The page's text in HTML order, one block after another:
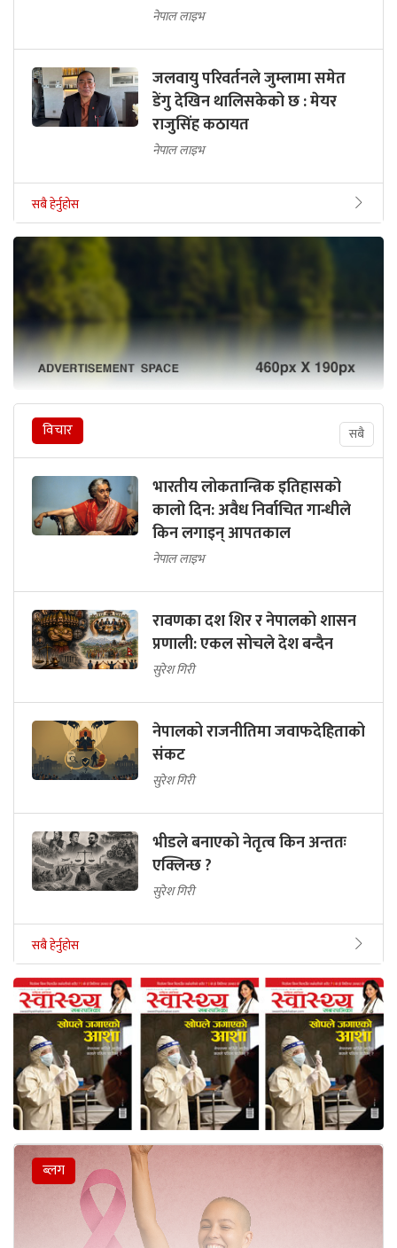
नेपाल लाइभ
जलवायु परिवर्तनले जुम्लामा समेत
डेंगु देखिन थालिसकेको छ : मेयर
राजुसिंह कठायत
नेपाल लाइभ
सबै हेर्नुहोस
विचार सबै
भारतीय लोकतान्त्रिक इतिहासको
कालो दिन: अवैध निर्वाचित गान्धीले
किन लगाइन् आपतकाल
नेपाल लाइभ
रावणका दश शिर र नेपालको शासन
प्रणाली: एकल सोचले देश बन्दैन
सुरेश गिरी
नेपालको राजनीतिमा जवाफदेहिताको
संकट
सुरेश गिरी
भीडले बनाएको नेतृत्व किन अन्ततः
एक्लिन्छ ?
सुरेश गिरी
सबै हेर्नुहोस
ब्लग